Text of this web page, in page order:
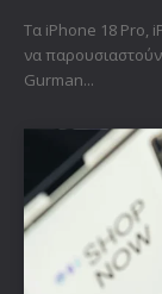
Τα iPhone 18 Pro,
να
Gurman...